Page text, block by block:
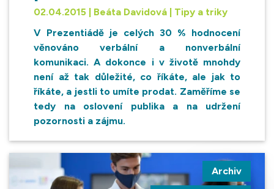
02.04.2015 | Beáta Davidová | Tipy a triky
V Prezentiádě je celých 30 % hodnocení
věnováno verbální a nonverbální
komunikaci. A dokonce i v životě mnohdy
není až tak důležité, co říkáte, ale jak to
říkáte, a jestli to umíte prodat. Zaměříme se
tedy na oslovení publika a na udržení
pozornosti a zájmu.
Archiv